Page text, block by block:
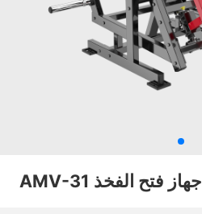
AMV-31 جهاز فتح الفخذ